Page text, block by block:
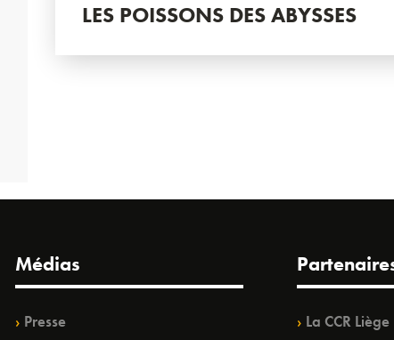
LES POISSONS DES ABYSSES
Médias
Presse La CCR Liège